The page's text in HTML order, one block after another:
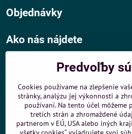
Objednávky
Ako nás nájdete
- v tesnej blízkosti diaľničného obchvatu
- dobré parkovacie možnosti 40 m od
MHD:
- 200 m od zastávky MHD Záporožská -
- 250 m od zastávky MHD ŽST
Predvoľby
Cookies používame na zlepšenie
stránky, analýzu jej výkonnosti a
používaní. Na tento účel môžeme
tretích strán a zhromaždené
partnerom v EÚ, USA alebo iných